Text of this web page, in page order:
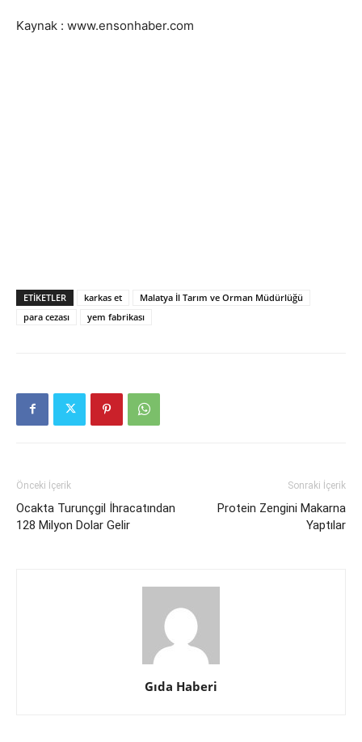
Kaynak : www.ensonhaber.com
ETIKETLER karkas et
Malatya İl Tarım ve Orman Müdürlüğü
para cezası
yem fabrikası
Önceki İçerik
Ocakta Turunçgil İhracatından
128 Milyon Dolar Gelir
Sonraki İçerik
Protein Zengini Makarna
Yaptılar
Gıda Haberi